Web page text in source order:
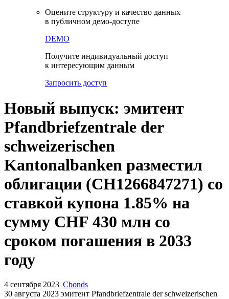
Оцените структуру и качество данных
в публичном демо-доступе
DEMO
Получите индивидуальный доступ
к интересующим данным
Запросить доступ
Новый выпуск: эмитент
Pfandbriefzentrale der
schweizerischen
Kantonalbanken разместил
облигации (CH1266847271) со
ставкой купона 1.85% на
сумму CHF 430 млн со
сроком погашения в 2033
году
4 сентября 2023 Cbonds
30 августа 2023 эмитент Pfandbriefzentrale der schweizerischen